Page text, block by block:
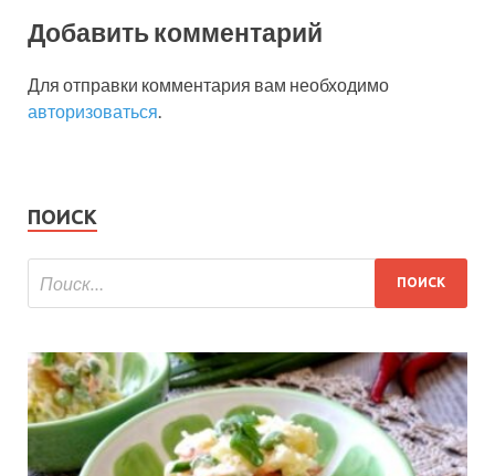
Добавить комментарий
Для отправки комментария вам необходимо
авторизоваться.
ПОИСК